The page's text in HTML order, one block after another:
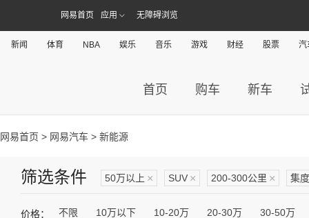
网易首页 应用 无障碍浏览
新闻 体育 NBA 娱乐 音乐 游戏 财经 股票 汽
首页 购车 新车
网易首页 > 网易汽车 > 新能源
筛选条件 50万以上 × SUV × 200-300公里 × 集度
价格： 不限 10万以下 10-20万 20-30万 30-50万